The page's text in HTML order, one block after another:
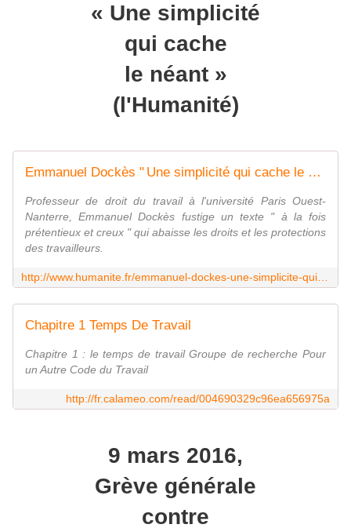
« Une simplicité
qui cache
le néant »
(l'Humanité)
Emmanuel Dockès " Une simplicité qui cache le néant "
Professeur de droit du travail à l'université Paris Ouest-
Nanterre, Emmanuel Dockès fustige un texte " à la fois
prétentieux et creux " qui abaisse les droits et les protections
des travailleurs.
Chapitre 1 Temps De Travail
Chapitre 1 : le temps de travail Groupe de recherche Pour
un Autre Code du Travail
http://fr.calameo.com/read/004690329c96ea656975a
9 mars 2016,
Grève générale
contre